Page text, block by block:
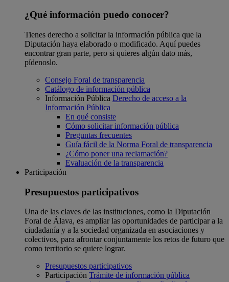
¿Qué información puedo conocer?
Tienes derecho a solicitar la información pública que la
Diputación haya elaborado o modificado. Aquí puedes
encontrar gran parte, pero si quieres algún dato más,
pídenoslo.
Consejo Foral de transparencia
Catálogo de información pública
Información Pública Derecho de acceso a la
Información Pública
En qué consiste
Cómo solicitar información pública
Preguntas frecuentes
Guía fácil de la Norma Foral de transparencia
¿Cómo poner una reclamación?
Evaluación de la transparencia
Participación
Presupuestos participativos
Una de las claves de las instituciones, como la Diputación
Foral de Álava, es ampliar las oportunidades de participar a la
ciudadanía y a la sociedad organizada en asociaciones y
colectivos, para afrontar conjuntamente los retos de futuro que
como territorio se quiere lograr.
Presupuestos participativos
Participación Trámite de información pública